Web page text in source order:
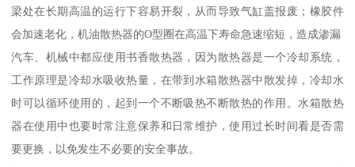
梁处在长期高温的运行下容易开裂，从而导致气缸盖报废；橡胶件
会加速老化，机油散热器的O型圈在高温下寿命急速缩短，造成渗漏
汽车、机械中都应使用书香散热器，因为散热器是一个冷却系统，
工作原理是冷却水吸收热量，在带到水箱散热器中散发掉，冷却水
时可以循环使用的，起到一个不断吸热不断散热的作用。水箱散热
器在使用中也要时常注意保养和日常维护，使用过长时间看是否需
要更换，以免发生不必要的安全事故。